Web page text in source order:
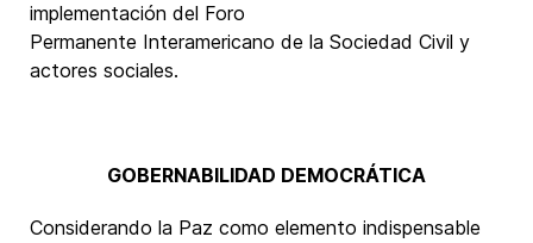
implementación del Foro
Permanente Interamericano de la Sociedad Civil y
actores sociales.
GOBERNABILIDAD DEMOCRÁTICA
Considerando la Paz como elemento indispensable